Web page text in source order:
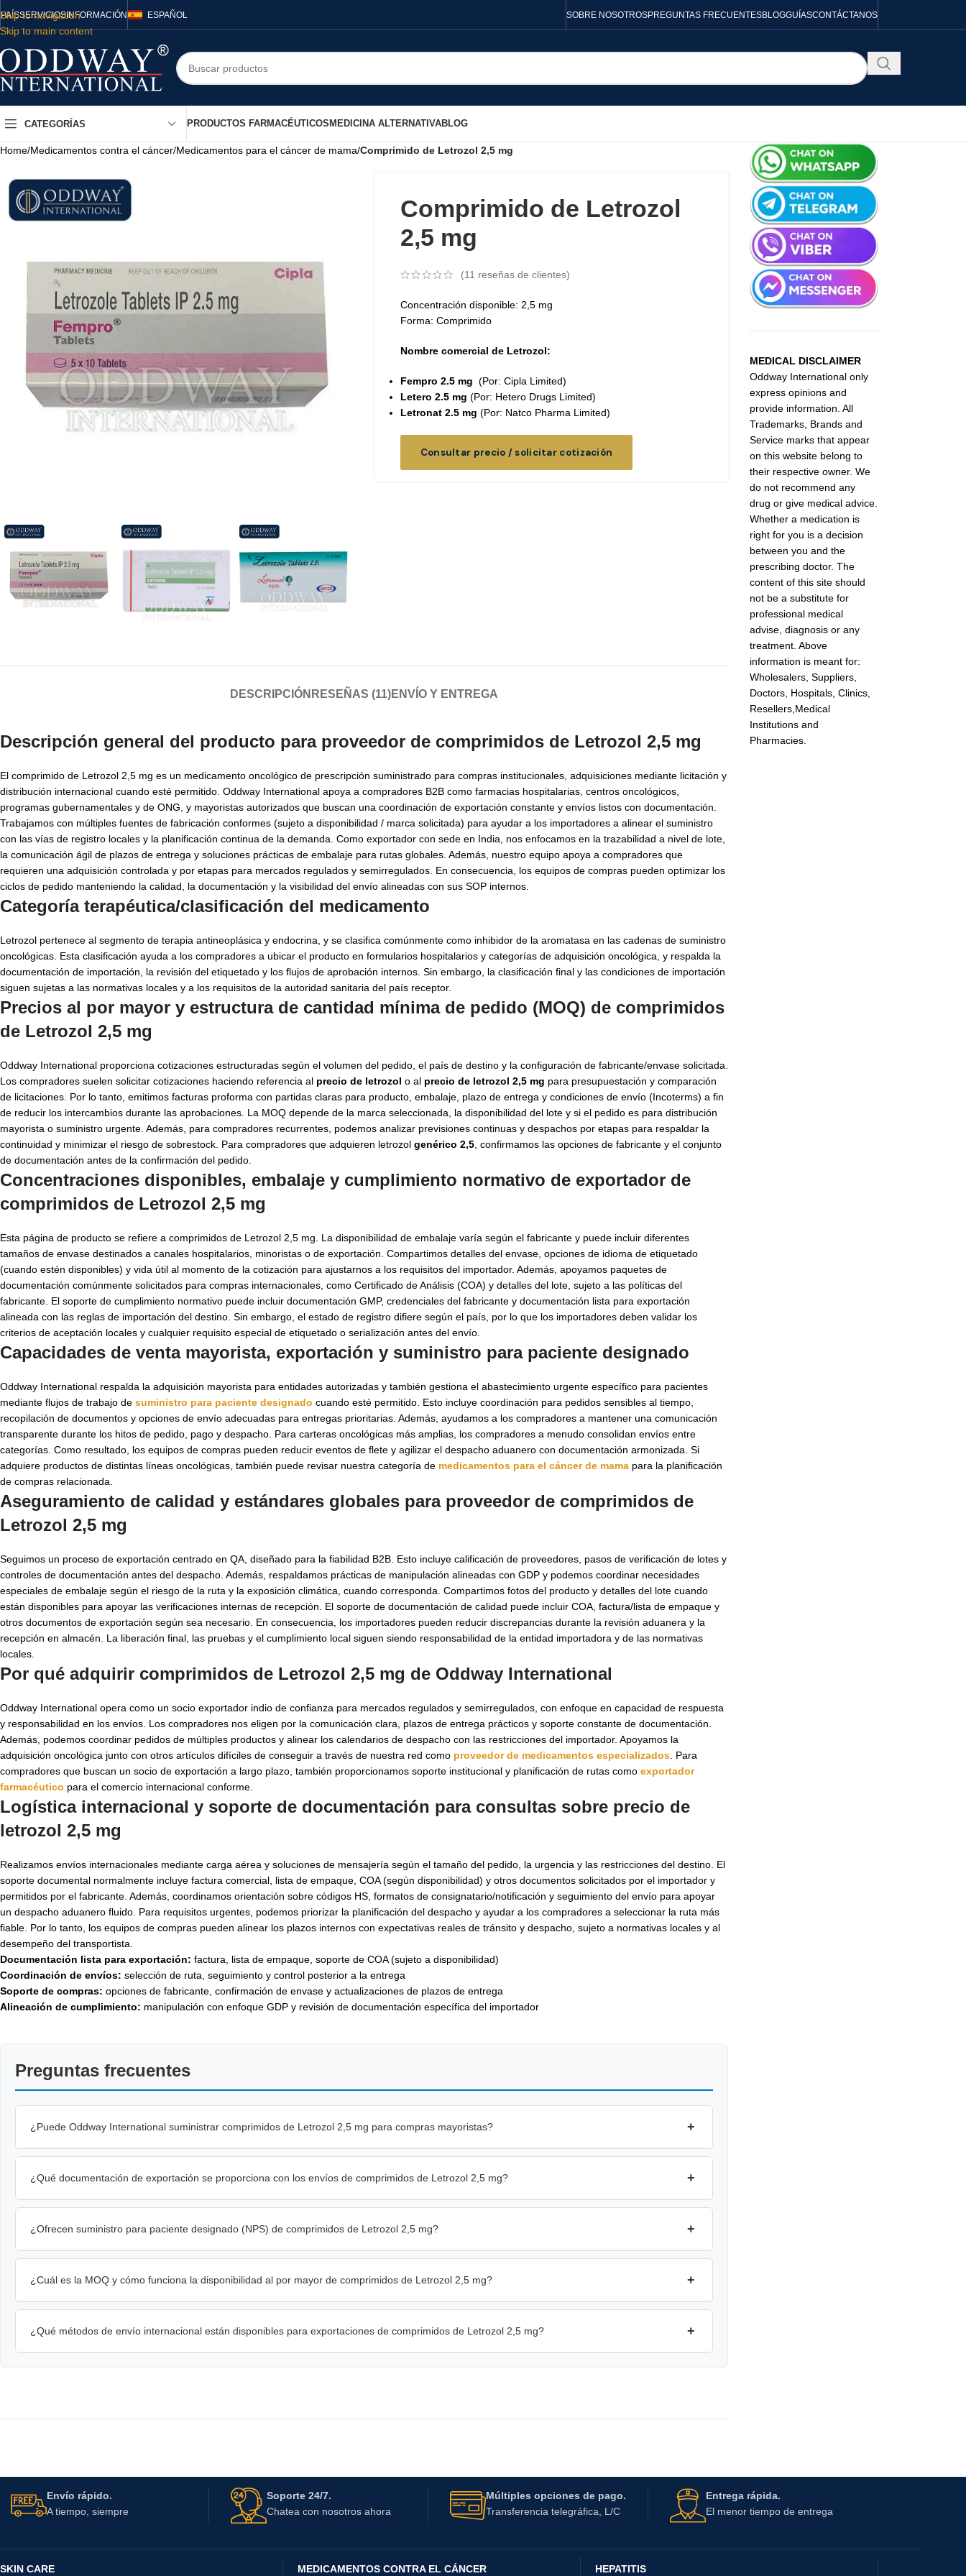
Skip to navigation
Skip to main content
PAÍSSERVICIOSINFORMACIÓN ESPAÑOL SOBRE NOSOTROSPREGUNTAS FRECUENTESBLOGGUÍASCONTÁCTANOS
CATEGORÍAS PRODUCTOS FARMACÉUTICOS MEDICINA ALTERNATIVABLOG
Home/Medicamentos contra el cáncer/Medicamentos para el cáncer de mama/Comprimido de Letrozol 2,5 mg
Comprimido de Letrozol
2,5 mg
(11 reseñas de clientes)
Concentración disponible: 2,5 mg
Forma: Comprimido
Nombre comercial de Letrozol:
Fempro 2.5 mg (Por: Cipla Limited)
Letero 2.5 mg (Por: Hetero Drugs Limited)
Letronat 2.5 mg (Por: Natco Pharma Limited)
Consultar precio / solicitar cotización
DESCRIPCIÓN RESEÑAS (11)ENVÍO Y ENTREGA
Descripción general del producto para proveedor de comprimidos de Letrozol 2,5 mg
El comprimido de Letrozol 2,5 mg es un medicamento oncológico de prescripción suministrado para compras institucionales, adquisiciones mediante licitación y
distribución internacional cuando esté permitido. Oddway International apoya a compradores B2B como farmacias hospitalarias, centros oncológicos,
programas gubernamentales y de ONG, y mayoristas autorizados que buscan una coordinación de exportación constante y envíos listos con documentación.
Trabajamos con múltiples fuentes de fabricación conformes (sujeto a disponibilidad / marca solicitada) para ayudar a los importadores a alinear el suministro
con las vías de registro locales y la planificación continua de la demanda. Como exportador con sede en India, nos enfocamos en la trazabilidad a nivel de lote,
la comunicación ágil de plazos de entrega y soluciones prácticas de embalaje para rutas globales. Además, nuestro equipo apoya a compradores que
requieren una adquisición controlada y por etapas para mercados regulados y semirregulados. En consecuencia, los equipos de compras pueden optimizar los
ciclos de pedido manteniendo la calidad, la documentación y la visibilidad del envío alineadas con sus SOP internos.
Categoría terapéutica/clasificación del medicamento
Letrozol pertenece al segmento de terapia antineoplásica y endocrina, y se clasifica comúnmente como inhibidor de la aromatasa en las cadenas de suministro
oncológicas. Esta clasificación ayuda a los compradores a ubicar el producto en formularios hospitalarios y categorías de adquisición oncológica, y respalda la
documentación de importación, la revisión del etiquetado y los flujos de aprobación internos. Sin embargo, la clasificación final y las condiciones de importación
siguen sujetas a las normativas locales y a los requisitos de la autoridad sanitaria del país receptor.
Precios al por mayor y estructura de cantidad mínima de pedido (MOQ) de comprimidos
de Letrozol 2,5 mg
Oddway International proporciona cotizaciones estructuradas según el volumen del pedido, el país de destino y la configuración de fabricante/envase solicitada.
Los compradores suelen solicitar cotizaciones haciendo referencia al precio de letrozol o al precio de letrozol 2,5 mg para presupuestación y comparación
de licitaciones. Por lo tanto, emitimos facturas proforma con partidas claras para producto, embalaje, plazo de entrega y condiciones de envío (Incoterms) a fin
de reducir los intercambios durante las aprobaciones. La MOQ depende de la marca seleccionada, la disponibilidad del lote y si el pedido es para distribución
mayorista o suministro urgente. Además, para compradores recurrentes, podemos analizar previsiones continuas y despachos por etapas para respaldar la
continuidad y minimizar el riesgo de sobrestock. Para compradores que adquieren letrozol genérico 2,5 , confirmamos las opciones de fabricante y el conjunto
de documentación antes de la confirmación del pedido.
Concentraciones disponibles, embalaje y cumplimiento normativo de exportador de
comprimidos de Letrozol 2,5 mg
Esta página de producto se refiere a comprimidos de Letrozol 2,5 mg. La disponibilidad de embalaje varía según el fabricante y puede incluir diferentes
tamaños de envase destinados a canales hospitalarios, minoristas o de exportación. Compartimos detalles del envase, opciones de idioma de etiquetado
(cuando estén disponibles) y vida útil al momento de la cotización para ajustarnos a los requisitos del importador. Además, apoyamos paquetes de
documentación comúnmente solicitados para compras internacionales, como Certificado de Análisis (COA) y detalles del lote, sujeto a las políticas del
fabricante. El soporte de cumplimiento normativo puede incluir documentación GMP, credenciales del fabricante y documentación lista para exportación
alineada con las reglas de importación del destino. Sin embargo, el estado de registro difiere según el país, por lo que los importadores deben validar los
criterios de aceptación locales y cualquier requisito especial de etiquetado o serialización antes del envío.
Capacidades de venta mayorista, exportación y suministro para paciente designado
Oddway International respalda la adquisición mayorista para entidades autorizadas y también gestiona el abastecimiento urgente específico para pacientes
mediante flujos de trabajo de suministro para paciente designado cuando esté permitido. Esto incluye coordinación para pedidos sensibles al tiempo,
recopilación de documentos y opciones de envío adecuadas para entregas prioritarias. Además, ayudamos a los compradores a mantener una comunicación
transparente durante los hitos de pedido, pago y despacho. Para carteras oncológicas más amplias, los compradores a menudo consolidan envíos entre
categorías. Como resultado, los equipos de compras pueden reducir eventos de flete y agilizar el despacho aduanero con documentación armonizada. Si
adquiere productos de distintas líneas oncológicas, también puede revisar nuestra categoría de medicamentos para el cáncer de mama para la planificación
de compras relacionada.
Aseguramiento de calidad y estándares globales para proveedor de comprimidos de
Letrozol 2,5 mg
Seguimos un proceso de exportación centrado en QA, diseñado para la fiabilidad B2B. Esto incluye calificación de proveedores, pasos de verificación de lotes y
controles de documentación antes del despacho. Además, respaldamos prácticas de manipulación alineadas con GDP y podemos coordinar necesidades
especiales de embalaje según el riesgo de la ruta y la exposición climática, cuando corresponda. Compartimos fotos del producto y detalles del lote cuando
están disponibles para apoyar las verificaciones internas de recepción. El soporte de documentación de calidad puede incluir COA, factura/lista de empaque y
otros documentos de exportación según sea necesario. En consecuencia, los importadores pueden reducir discrepancias durante la revisión aduanera y la
recepción en almacén. La liberación final, las pruebas y el cumplimiento local siguen siendo responsabilidad de la entidad importadora y de las normativas
locales.
Por qué adquirir comprimidos de Letrozol 2,5 mg de Oddway International
Oddway International opera como un socio exportador indio de confianza para mercados regulados y semirregulados, con enfoque en capacidad de respuesta
y responsabilidad en los envíos. Los compradores nos eligen por la comunicación clara, plazos de entrega prácticos y soporte constante de documentación.
Además, podemos coordinar pedidos de múltiples productos y alinear los calendarios de despacho con las restricciones del importador. Apoyamos la
adquisición oncológica junto con otros artículos difíciles de conseguir a través de nuestra red como proveedor de medicamentos especializados . Para
compradores que buscan un socio de exportación a largo plazo, también proporcionamos soporte institucional y planificación de rutas como exportador
farmacéutico para el comercio internacional conforme.
Logística internacional y soporte de documentación para consultas sobre precio de
letrozol 2,5 mg
Realizamos envíos internacionales mediante carga aérea y soluciones de mensajería según el tamaño del pedido, la urgencia y las restricciones del destino. El
soporte documental normalmente incluye factura comercial, lista de empaque, COA (según disponibilidad) y otros documentos solicitados por el importador y
permitidos por el fabricante. Además, coordinamos orientación sobre códigos HS, formatos de consignatario/notificación y seguimiento del envío para apoyar
un despacho aduanero fluido. Para requisitos urgentes, podemos priorizar la planificación del despacho y ayudar a los compradores a seleccionar la ruta más
fiable. Por lo tanto, los equipos de compras pueden alinear los plazos internos con expectativas reales de tránsito y despacho, sujeto a normativas locales y al
desempeño del transportista.
Documentación lista para exportación: factura, lista de empaque, soporte de COA (sujeto a disponibilidad)
Coordinación de envíos: selección de ruta, seguimiento y control posterior a la entrega
Soporte de compras: opciones de fabricante, confirmación de envase y actualizaciones de plazos de entrega
Alineación de cumplimiento: manipulación con enfoque GDP y revisión de documentación específica del importador
Preguntas frecuentes
¿Puede Oddway International suministrar comprimidos de Letrozol 2,5 mg para compras mayoristas? +
¿Qué documentación de exportación se proporciona con los envíos de comprimidos de Letrozol 2,5 mg? +
¿Ofrecen suministro para paciente designado (NPS) de comprimidos de Letrozol 2,5 mg? +
¿Cuál es la MOQ y cómo funciona la disponibilidad al por mayor de comprimidos de Letrozol 2,5 mg? +
¿Qué métodos de envío internacional están disponibles para exportaciones de comprimidos de Letrozol 2,5 mg? +
MEDICAL DISCLAIMER
Oddway International only
express opinions and
provide information. All
Trademarks, Brands and
Service marks that appear
on this website belong to
their respective owner. We
do not recommend any
drug or give medical advice.
Whether a medication is
right for you is a decision
between you and the
prescribing doctor. The
content of this site should
not be a substitute for
professional medical
advise, diagnosis or any
treatment. Above
information is meant for:
Wholesalers, Suppliers,
Doctors, Hospitals, Clinics,
Resellers,Medical
Institutions and
Pharmacies.
Envío rápido.
A tiempo, siempre
Soporte 24/7.
Chatea con nosotros ahora
Múltiples opciones de pago.
Transferencia telegráfica, L/C
Entrega rápida.
El menor tiempo de entrega
SKIN CARE MEDICAMENTOS CONTRA EL CÁNCER HEPATITIS